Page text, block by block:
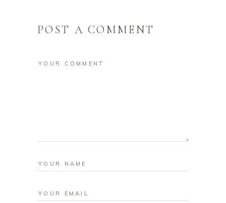
POST A COMMENT